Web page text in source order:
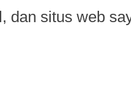
dan situs web